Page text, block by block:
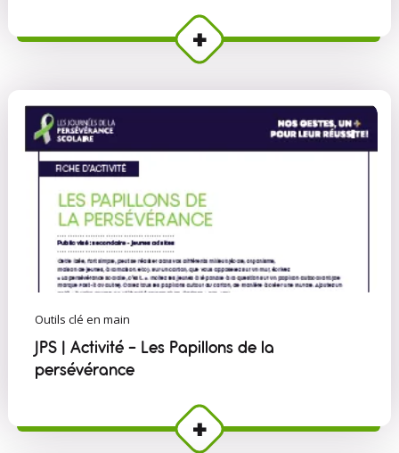
Outils clé en main
JPS | Activité - Les Papillons de la
persévérance